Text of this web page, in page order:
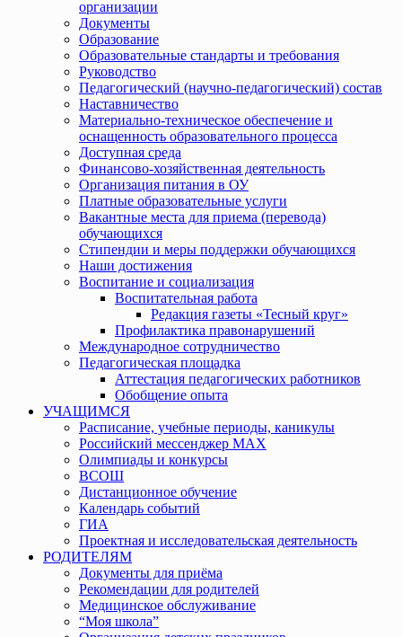
организации
Документы
Образование
Образовательные стандарты и требования
Руководство
Педагогический (научно-педагогический) состав
Наставничество
Материально-техническое обеспечение и
оснащенность образовательного процесса
Доступная среда
Финансово-хозяйственная деятельность
Организация питания в ОУ
Платные образовательные услуги
Вакантные места для приема (перевода)
обучающихся
Стипендии и меры поддержки обучающихся
Наши достижения
Воспитание и социализация
Воспитательная работа
Редакция газеты «Тесный круг»
Профилактика правонарушений
Международное сотрудничество
Педагогическая площадка
Аттестация педагогических работников
Обобщение опыта
УЧАЩИМСЯ
Расписание, учебные периоды, каникулы
Российский мессенджер MAX
Олимпиады и конкурсы
ВСОШ
Дистанционное обучение
Календарь событий
ГИА
Проектная и исследовательская деятельность
РОДИТЕЛЯМ
Документы для приёма
Рекомендации для родителей
Медицинское обслуживание
“Моя школа”